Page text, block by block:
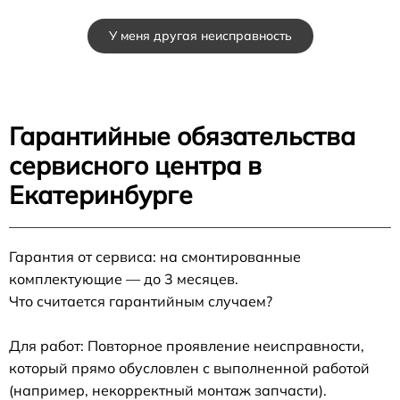
У меня другая неисправность
Гарантийные обязательства
сервисного центра в
Екатеринбурге
Гарантия от сервиса: на смонтированные
комплектующие — до 3 месяцев.
Что считается гарантийным случаем?
Для работ: Повторное проявление неисправности,
который прямо обусловлен с выполненной работой
(например, некорректный монтаж запчасти).